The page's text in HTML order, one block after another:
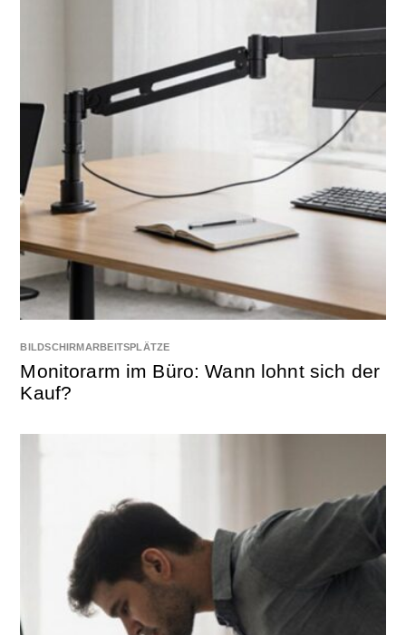
BILDSCHIRMARBEITSPLÄTZE
Monitorarm im Büro: Wann lohnt sich der
Kauf?